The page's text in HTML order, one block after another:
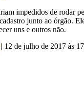
impedidos de rodar
junto ao órgão.
uns e outros não.
| 12 de julho de 2017 às